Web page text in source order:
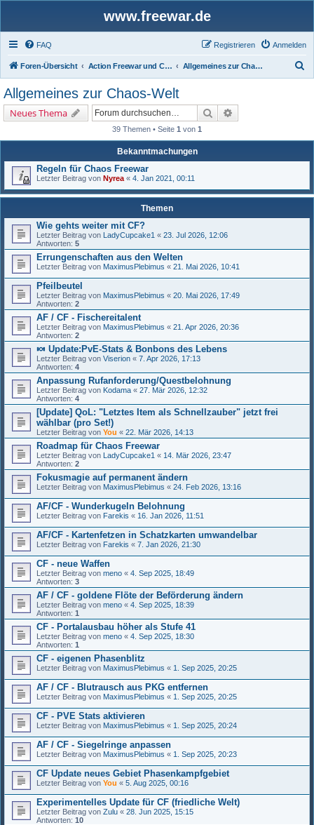
www.freewar.de
FAQ Anmelden
Registrieren
Foren-Übersicht Action Freewar und Chaos-Welt Allgemeines zur Chaos-Welt
Allgemeines zur Chaos-Welt
Neues Thema Suche
39 Themen • Seite 1 von 1
Bekanntmachungen
Regeln für Chaos Freewar
Letzter Beitrag von Nyrea « 4. Jan 2021, 00:11
Themen
Wie gehts weiter mit CF?
Letzter Beitrag von LadyCupcake1 « 23. Jul 2026, 12:06
Antworten: 5
Errungenschaften aus den Welten
Letzter Beitrag von MaximusPlebimus « 21. Mai 2026, 10:41
Pfeilbeutel
Letzter Beitrag von MaximusPlebimus « 20. Mai 2026, 17:49
Antworten: 2
AF / CF - Fischereitalent
Letzter Beitrag von MaximusPlebimus « 21. Apr 2026, 20:36
Antworten: 2
🍬 Update:PvE-Stats & Bonbons des Lebens
Letzter Beitrag von Viserion « 7. Apr 2026, 17:13
Antworten: 4
Anpassung Rufanforderung/Questbelohnung
Letzter Beitrag von Kodama « 27. Mär 2026, 12:32
Antworten: 4
[Update] QoL: "Letztes Item als Schnellzauber" jetzt frei
wählbar (pro Set!)
Letzter Beitrag von You « 22. Mär 2026, 14:13
Roadmap für Chaos Freewar
Letzter Beitrag von LadyCupcake1 « 14. Mär 2026, 23:47
Antworten: 2
Fokusmagie auf permanent ändern
Letzter Beitrag von MaximusPlebimus « 24. Feb 2026, 13:16
AF/CF - Wunderkugeln Belohnung
Letzter Beitrag von Farekis « 16. Jan 2026, 11:51
AF/CF - Kartenfetzen in Schatzkarten umwandelbar
Letzter Beitrag von Farekis « 7. Jan 2026, 21:30
CF - neue Waffen
Letzter Beitrag von meno « 4. Sep 2025, 18:49
Antworten: 3
AF / CF - goldene Flöte der Beförderung ändern
Letzter Beitrag von meno « 4. Sep 2025, 18:39
Antworten: 1
CF - Portalausbau höher als Stufe 41
Letzter Beitrag von meno « 4. Sep 2025, 18:30
Antworten: 1
CF - eigenen Phasenblitz
Letzter Beitrag von MaximusPlebimus « 1. Sep 2025, 20:25
AF / CF - Blutrausch aus PKG entfernen
Letzter Beitrag von MaximusPlebimus « 1. Sep 2025, 20:25
CF - PVE Stats aktivieren
Letzter Beitrag von MaximusPlebimus « 1. Sep 2025, 20:24
AF / CF - Siegelringe anpassen
Letzter Beitrag von MaximusPlebimus « 1. Sep 2025, 20:23
CF Update neues Gebiet Phasenkampfgebiet
Letzter Beitrag von You « 5. Aug 2025, 00:16
Experimentelles Update für CF (friedliche Welt)
Letzter Beitrag von Zulu « 28. Jun 2025, 15:15
Antworten: 10